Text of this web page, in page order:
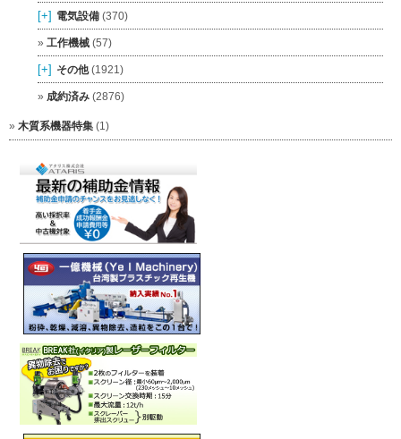
[+] 電気設備 (370)
工作機械 (57)
[+] その他(1921)
成約済み (2876)
木質系機器特集 (1)